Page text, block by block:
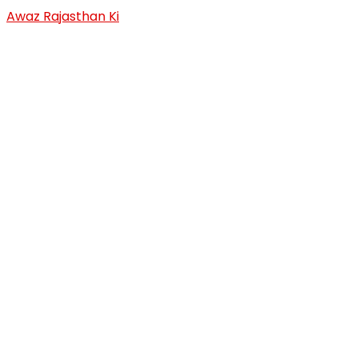
Skip
to
Awaz Rajasthan Ki